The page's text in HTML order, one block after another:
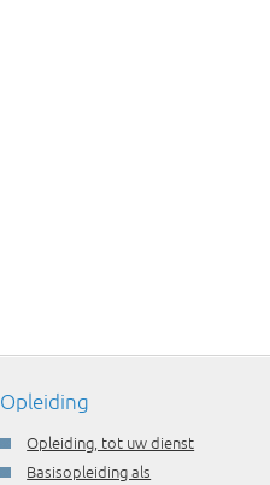
Opleiding
Opleiding, tot uw dienst
Basisopleiding als